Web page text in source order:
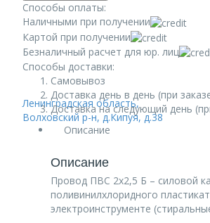
Ленинградская область,
Волховский р-н, д.Кипуя, д.38
Способы оплаты:
Наличными при получении
Картой при получении
Безналичный расчет для юр. лиц
Способы доставки:
Самовывоз
Доставка день в день (при
Доставка на следующий день
Описание
Описание
Провод ПВС 2х2,5 Б – силовой
поливинилхлоридного
электроинструменте